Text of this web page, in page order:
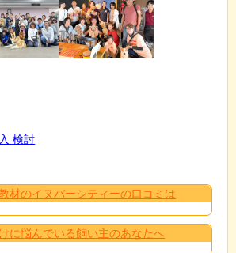
検討
材のイヌバーシティーの口コミは
に悩んでいる飼い主のあなたへ